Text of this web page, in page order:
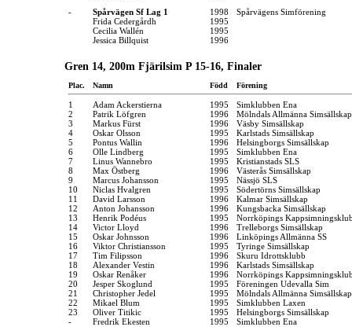
-
Spårvägen Sf Lag 1 1998
Spårvägens Simförening
Frida Cedergårdh
1995
Cecilia Wallén
1995
Jessica Billquist
1996
Gren 14, 200m Fjärilsim P 15-16, Finaler
Plac. Namn Född Förening
1 Adam Ackerstierna 1995
Simklubben Ena
2
Patrik Löfgren 1996
Mölndals Allmänna Simsällskap
3
Markus Fürst 1996
Väsby Simsällskap
4
Oskar Olsson 1995
Karlstads Simsällskap
5
Pontus Wallin 1996
Helsingborgs Simsällskap
6
Olle Lindberg 1995
Simklubben Ena
7
Linus Wannebro 1995
Kristianstads SLS
8
Max Östberg 1996
Västerås Simsällskap
9
Marcus Johansson 1995
Nässjö SLS
10
Niclas Hvalgren 1995
Södertörns Simsällskap
11
David Larsson 1996
Kalmar Simsällskap
12
Anton Johansson 1996
Kungsbacka Simsällskap
13
Henrik Podéus 1995
Norrköpings
14
Victor Lloyd 1996
Trelleborgs Simsällskap
15
Oskar Johnsson 1996
Linköpings Allmänna SS
16
Viktor Christiansson 1995
Tyringe Simsällskap
17
Tim Filipsson 1996
Skuru Idrottsklubb
18
Alexander Vestin 1996
Karlstads Simsällskap
19
Oskar Renåker 1996
Norrköpings
20
Jesper Skoglund 1995
Föreningen Udevalla Sim
21
Christopher Jedel 1995
Mölndals Allmänna Simsällskap
22
Mikael Blum 1995
Simklubben Laxen
23
Oliver Titikic 1995
Helsingborgs Simsällskap
-
Fredrik Ekesten 1995 Simklubben Ena